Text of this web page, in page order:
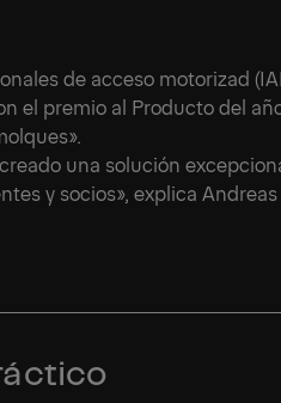
de acceso motorizad
el premio al Producto del
una solución
y socios», explica Andreas